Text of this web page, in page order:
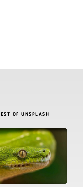
OF UNSPLASH